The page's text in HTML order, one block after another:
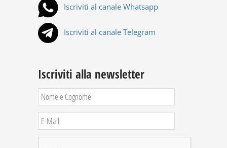
Iscriviti al canale Whatsapp
Iscriviti al canale Telegram
Iscriviti alla newsletter